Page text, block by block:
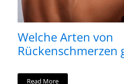
Welche Arten von
Rückenschmerzen
Read More